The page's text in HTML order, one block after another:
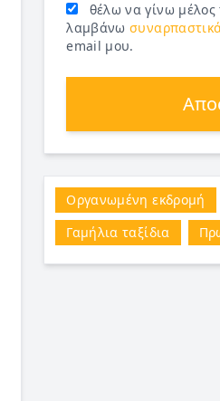
θέλω να γίνω μέλος
λαμβάνω
email μου.
Οργανωμένη εκδρομή
Γαμήλια ταξίδια